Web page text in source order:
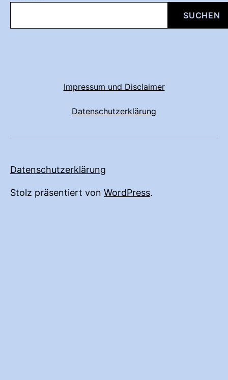
SUCHEN
Impressum und Disclaimer
Datenschutzerklärung
Datenschutzerklärung
Stolz präsentiert von WordPress.